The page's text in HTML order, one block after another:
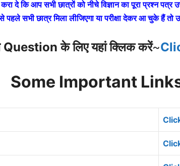
दे कि आप सभी छात्रों को नीचे विज्ञान का पूरा प्रश्न पत्र
से पहले सभी छात्र मिला लीजिएगा या परीक्षा देकर आ चुके हैं तो
Question के लिए यहां क्लिक करें~
Some Important